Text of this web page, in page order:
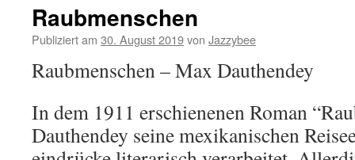
Raubmenschen
Publiziert am 30. August 2019von Jazzybee
Raubmenschen – Max Dauthendey
In dem 1911 erschienenen Roman
Dauthendey seine mexikanischen